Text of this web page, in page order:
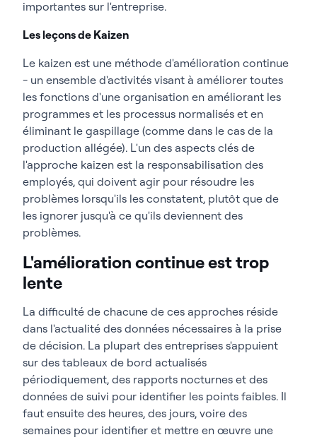
importantes sur l'entreprise.
Les leçons de Kaizen
Le kaizen est une méthode d'amélioration continue
- un ensemble d'activités visant à améliorer toutes
les fonctions d'une organisation en améliorant les
programmes et les processus normalisés et en
éliminant le gaspillage (comme dans le cas de la
production allégée). L'un des aspects clés de
l'approche kaizen est la responsabilisation des
employés, qui doivent agir pour résoudre les
problèmes lorsqu'ils les constatent, plutôt que de
les ignorer jusqu'à ce qu'ils deviennent des
problèmes.
L'amélioration continue est trop
lente
La difficulté de chacune de ces approches réside
dans l'actualité des données nécessaires à la prise
de décision. La plupart des entreprises s'appuient
sur des tableaux de bord actualisés
périodiquement, des rapports nocturnes et des
données de suivi pour identifier les points faibles. Il
faut ensuite des heures, des jours, voire des
semaines pour identifier et mettre en œuvre une